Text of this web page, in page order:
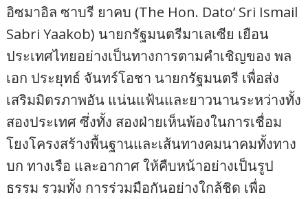
อิซมาอิล ซาบรี ยาคบ (The Hon. Dato’ Sri Ismail
Sabri Yaakob) นายกรัฐมนตรีมาเลเซีย เยือน
ประเทศไทยอย่างเป็นทางการตามคำเชิญของ พล
เอก ประยุทธ์ จันทร์โอชา นายกรัฐมนตรี เพื่อส่ง
เสริมมิตรภาพอัน แน่นแฟ้นและยาวนานระหว่างทั้ง
สองประเทศ ซึ่งทั้ง สองฝ่ายเห็นพ้องในการเชื่อม
โยงโครงสร้างพื้นฐานและเส้นทางคมนาคมทั้งทาง
บก ทางเรือ และอากาศ ให้คืบหน้าอย่างเป็นรูป
ธรรม รวมทั้ง การร่วมมือกันอย่างใกล้ชิด เพื่อ